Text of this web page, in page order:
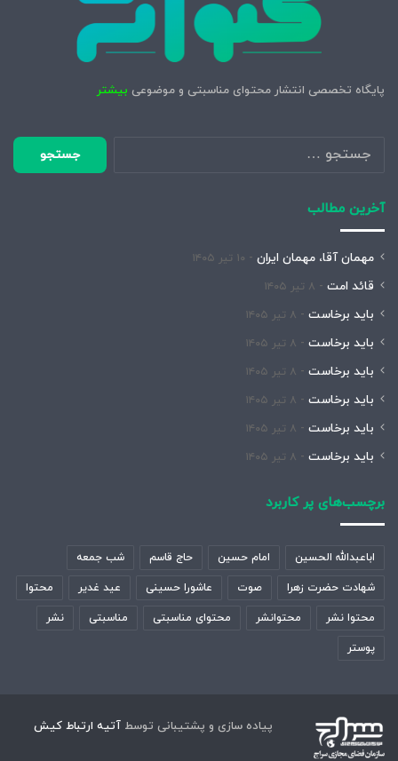
پایگاه تخصصی انتشار محتوای مناسبتی و موضوعی بیشتر
جستجو
برای:
آخرین مطالب
مهمان آقا، مهمان ایران ۱۰ تیر ۱۴۰۵
قائد امت ۸ تیر ۱۴۰۵
باید برخاست ۸ تیر ۱۴۰۵
باید برخاست ۸ تیر ۱۴۰۵
باید برخاست ۸ تیر ۱۴۰۵
باید برخاست ۸ تیر ۱۴۰۵
باید برخاست ۸ تیر ۱۴۰۵
باید برخاست ۸ تیر ۱۴۰۵
برچسب‌های پر کاربرد
اباعبدالله الحسین امام حسین حاج قاسم شب جمعه
شهادت حضرت زهرا صوت عاشورا حسینی عید غدیر محتوا
محتوا نشر محتوانشر محتوای مناسبتی مناسبتی نشر
پوستر
پیاده سازی و پشتیبانی توسط آتیه ارتباط کیش